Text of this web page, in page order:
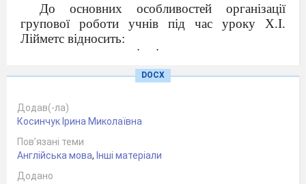
До основних особливостей організації
групової роботи учнів під час уроку Х.І.
Лійметс відносить:
• клас цьому уроці ділиться на групи для
вирішення конкретних навчальних завдань;
• кожна група отримує певне завдання (або
його спільно під безпосереднім керівництвом
лідера групи чи вчителя;
• завдання у групі виконується у такий спосіб,
який дозволяє враховувати та оцінювати
індивідуальний внесок кожного члена групи;
DOCX
Додав(-ла)
Косинчук Ірина Миколаївна
Пов’язані теми
Англійська мова, Інші матеріали
Додано